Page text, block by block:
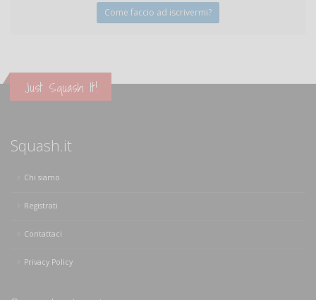
Come faccio ad iscrivermi?
Just Squash It!
Squash.it
Chi siamo
Registrati
Contattaci
Privacy Policy